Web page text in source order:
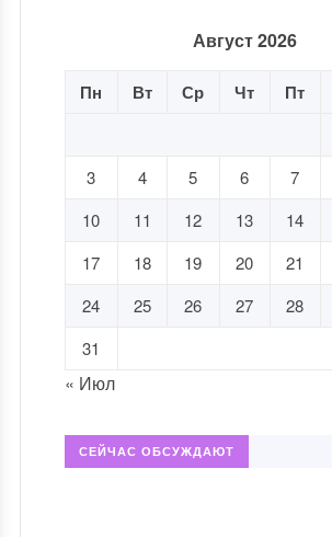
Август 2026
Пн Вт Ср Чт Пт
3
4 5 6 7
10 11 12 13 14
17
18 19 20 21
24
25 26 27 28
31
« Июл
СЕЙЧАС ОБСУЖДАЮТ